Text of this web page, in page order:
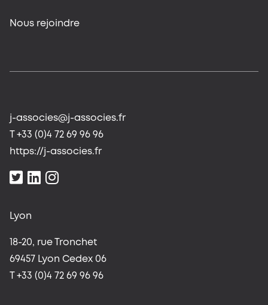
Nous rejoindre
j-associes@j-associes.fr
T +33 (0)4 72 69 96 96
https://j-associes.fr
Lyon
18-20, rue Tronchet
69457 Lyon Cedex 06
T +33 (0)4 72 69 96 96